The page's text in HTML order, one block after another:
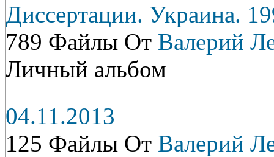
Диссертации. Украина.
789 Файлы От Валерий
Личный альбом
04.11.2013
125 Файлы От Валерий